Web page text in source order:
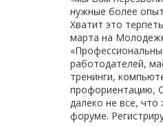
нужные более
Хватит это
марта на
работодателей,
тренинги,
профориентацию,
далеко не все, что
форуме.